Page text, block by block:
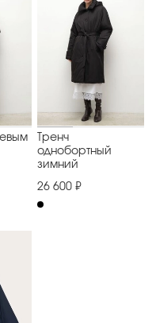
Тренч
однобортный
зимний
26 600 ₽